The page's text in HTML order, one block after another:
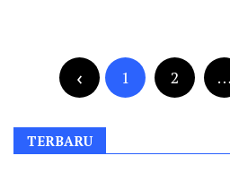
1 2 …
TERBARU